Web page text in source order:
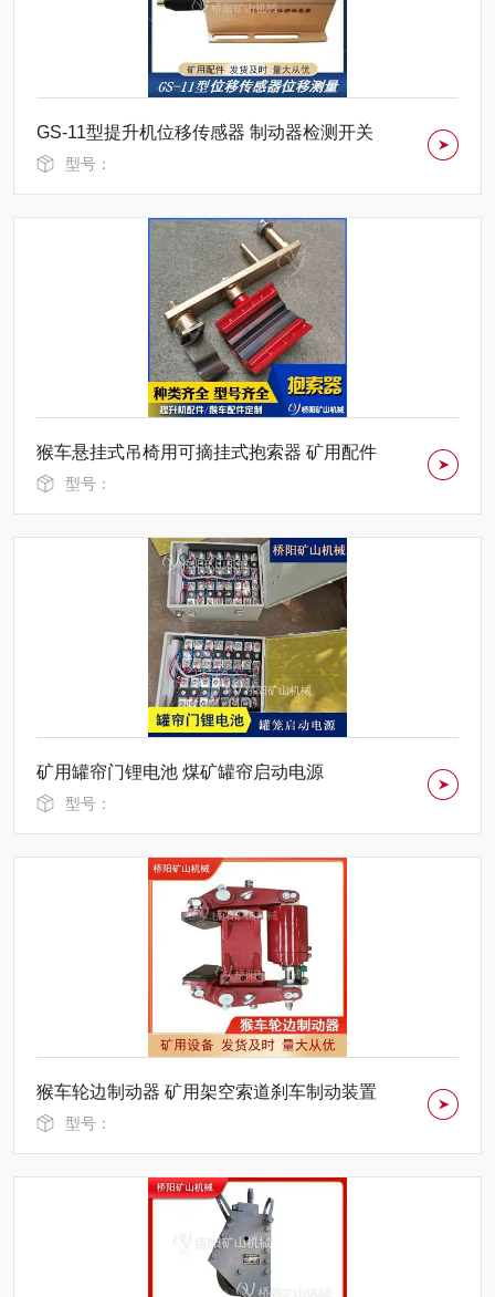
GS-11型提升机位移传感器 制动器检测开关
型号：
猴车悬挂式吊椅用可摘挂式抱索器 矿用配件
型号：
矿用罐帘门锂电池 煤矿罐帘启动电源
型号：
猴车轮边制动器 矿用架空索道刹车制动装置
型号：